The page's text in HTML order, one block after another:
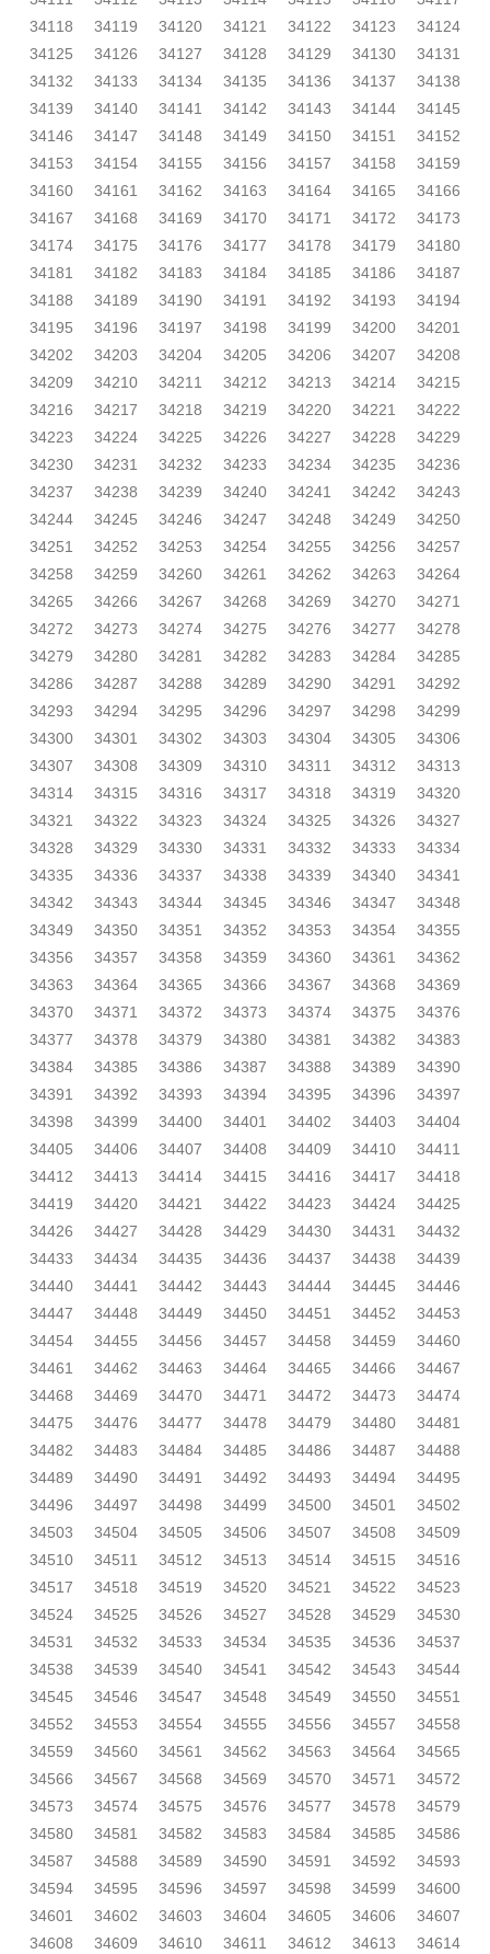
34118
34119 34120 34121 34122 34123
34124
34125
34126 34127 34128 34129 34130
34131
34132
34133 34134 34135 34136 34137
34138
34139
34140 34141 34142 34143 34144
34145
34146
34147 34148 34149 34150 34151
34152
34153
34154 34155 34156 34157 34158
34159
34160
34161 34162 34163 34164 34165
34166
34167
34168 34169 34170 34171 34172
34173
34174
34175 34176 34177 34178 34179
34180
34181
34182 34183 34184 34185 34186
34187
34188
34189 34190 34191 34192 34193
34194
34195
34196 34197 34198 34199 34200
34201
34202
34203 34204 34205 34206 34207
34208
34209
34210 34211 34212 34213 34214
34215
34216
34217 34218 34219 34220 34221
34222
34223
34224 34225 34226 34227 34228
34229
34230
34231 34232 34233 34234 34235
34236
34237
34238 34239 34240 34241 34242
34243
34244
34245 34246 34247 34248 34249
34250
34251
34252 34253 34254 34255 34256
34257
34258
34259 34260 34261 34262 34263
34264
34265
34266 34267 34268 34269 34270
34271
34272
34273 34274 34275 34276 34277
34278
34279
34280 34281 34282 34283 34284
34285
34286
34287 34288 34289 34290 34291
34292
34293
34294 34295 34296 34297 34298
34299
34300
34301 34302 34303 34304 34305
34306
34307
34308 34309 34310 34311 34312
34313
34314
34315 34316 34317 34318 34319
34320
34321
34322 34323 34324 34325 34326
34327
34328
34329 34330 34331 34332 34333
34334
34335
34336 34337 34338 34339 34340
34341
34342
34343 34344 34345 34346 34347
34348
34349
34350 34351 34352 34353 34354
34355
34356
34357 34358 34359 34360 34361
34362
34363
34364 34365 34366 34367 34368
34369
34370
34371 34372 34373 34374 34375
34376
34377
34378 34379 34380 34381 34382
34383
34384
34385 34386 34387 34388 34389
34390
34391
34392 34393 34394 34395 34396
34397
34398
34399 34400 34401 34402 34403
34404
34405
34406 34407 34408 34409 34410
34411
34412
34413 34414 34415 34416 34417
34418
34419
34420 34421 34422 34423 34424
34425
34426
34427 34428 34429 34430 34431
34432
34433
34434 34435 34436 34437 34438
34439
34440
34441 34442 34443 34444 34445
34446
34447
34448 34449 34450 34451 34452
34453
34454
34455 34456 34457 34458 34459
34460
34461
34462 34463 34464 34465 34466
34467
34468
34469 34470 34471 34472 34473
34474
34475
34476 34477 34478 34479 34480
34481
34482
34483 34484 34485 34486 34487
34488
34489
34490 34491 34492 34493 34494
34495
34496
34497 34498 34499 34500 34501
34502
34503
34504 34505 34506 34507 34508
34509
34510
34511 34512 34513 34514 34515
34516
34517
34518 34519 34520 34521 34522
34523
34524
34525 34526 34527 34528 34529
34530
34531
34532 34533 34534 34535 34536
34537
34538
34539 34540 34541 34542 34543
34544
34545
34546 34547 34548 34549 34550
34551
34552
34553 34554 34555 34556 34557
34558
34559
34560 34561 34562 34563 34564
34565
34566
34567 34568 34569 34570 34571
34572
34573
34574 34575 34576 34577 34578
34579
34580
34581 34582 34583 34584 34585
34586
34587
34588 34589 34590 34591 34592
34593
34594
34595 34596 34597 34598 34599
34600
34601
34602 34603 34604 34605 34606
34607
34608
34609 34610 34611 34612 34613 34614